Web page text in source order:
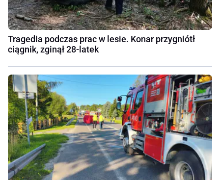
Tragedia podczas prac w lesie. Konar przygniótł
ciągnik, zginął 28-latek